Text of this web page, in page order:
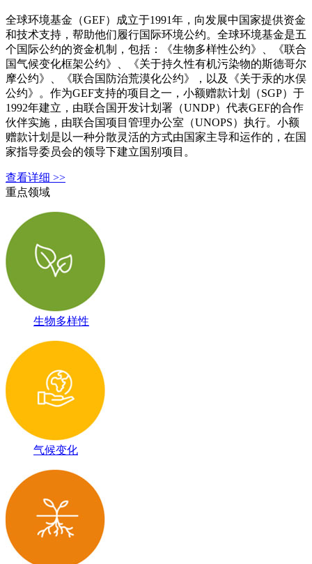
全球环境基金（GEF）成立于1991年，向发展中国家提供资金
和技术支持，帮助他们履行国际环境公约。全球环境基金是五
个国际公约的资金机制，包括：《生物多样性公约》、《联合
国气候变化框架公约》、《关于持久性有机污染物的斯德哥尔
摩公约》、《联合国防治荒漠化公约》，以及《关于汞的水俣
公约》。作为GEF支持的项目之一，小额赠款计划（SGP）于
1992年建立，由联合国开发计划署（UNDP）代表GEF的合作
伙伴实施，由联合国项目管理办公室（UNOPS）执行。小额
赠款计划是以一种分散灵活的方式由国家主导和运作的，在国
家指导委员会的领导下建立国别项目。
查看详细 >>
重点领域
生物多样性
气候变化